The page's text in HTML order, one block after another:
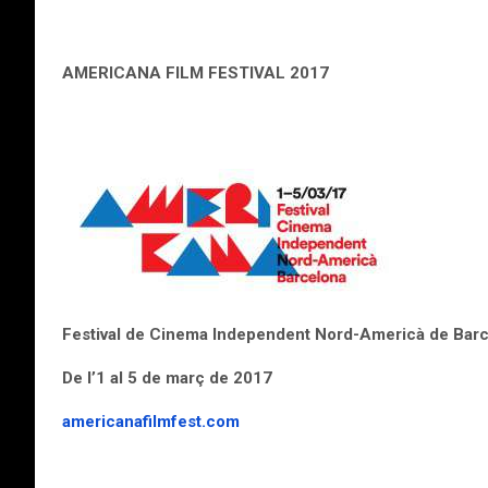
AMERICANA FILM FESTIVAL 2017
Festival de Cinema Independent Nord-Americà de
De l’1 al 5 de març de 2017
americanafilmfest.com